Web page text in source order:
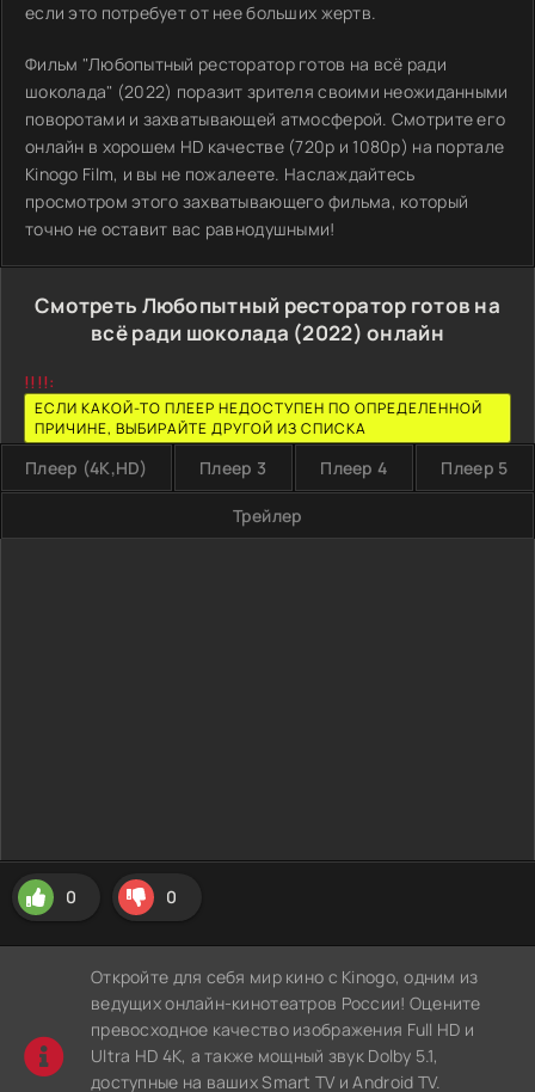
если это потребует от нее больших жертв.
Фильм "Любопытный ресторатор готов на всё ради
шоколада" (2022) поразит зрителя своими неожиданными
поворотами и захватывающей атмосферой. Смотрите его
онлайн в хорошем HD качестве (720p и 1080p) на портале
Kinogo Film, и вы не пожалеете. Наслаждайтесь
просмотром этого захватывающего фильма, который
точно не оставит вас равнодушными!
Смотреть Любопытный ресторатор готов на
всё ради шоколада (2022) онлайн
!!!!:
ЕСЛИ КАКОЙ-ТО ПЛЕЕР НЕДОСТУПЕН ПО ОПРЕДЕЛЕННОЙ
ПРИЧИНЕ, ВЫБИРАЙТЕ ДРУГОЙ ИЗ СПИСКА
Плеер (4K,HD) Плеер 3 Плеер 4 Плеер 5
Трейлер
0 0
Откройте для себя мир кино с Kinogo, одним из
ведущих онлайн-кинотеатров России! Оцените
превосходное качество изображения Full HD и
Ultra HD 4K, а также мощный звук Dolby 5.1,
доступные на ваших Smart TV и Android TV.